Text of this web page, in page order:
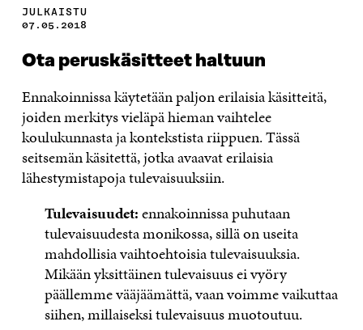
JULKAISTU
07.05.2018
Ota peruskäsitteet haltuun
Ennakoinnissa käytetään paljon erilaisia käsitteitä,
joiden merkitys vieläpä hieman vaihtelee
koulukunnasta ja kontekstista riippuen. Tässä
seitsemän käsitettä, jotka avaavat erilaisia
lähestymistapoja tulevaisuuksiin.
Tulevaisuudet:ennakoinnissa puhutaan
tulevaisuudesta monikossa, sillä on useita
mahdollisia vaihtoehtoisia tulevaisuuksia.
Mikään yksittäinen tulevaisuus ei vyöry
päällemme vääjäämättä, vaan voimme vaikuttaa
siihen, millaiseksi tulevaisuus muotoutuu.